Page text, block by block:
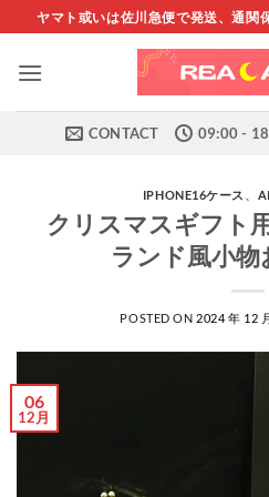
to
content
ヤマト或いは佐川急便で発送、通関
CONTACT 09:00 -
IPHONE16ケース 、
クリスマスギフト
ランド風小物
POSTED ON 2024 年 12
06
12月